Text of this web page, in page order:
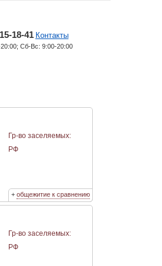
18-41 Контакты
Сб-Вс: 9:00-20:00
Гр-во заселяемых:
РФ
+ общежитие к сравнению
Гр-во заселяемых:
РФ